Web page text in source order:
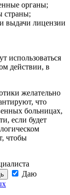
органы;
страны;
выдачи лицензии
использоваться
действии, в
желательно
что
больницах,
если будет
чтобы
Даю